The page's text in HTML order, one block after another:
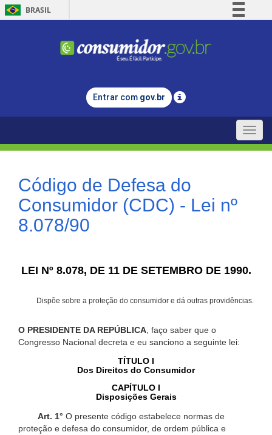
BRASIL
Comunica BR
Legislação
Entrar com gov.br
Toggle
Código de Defesa do
Consumidor (CDC) - Lei nº
8.078/90
LEI Nº 8.078, DE 11 DE SETEMBRO DE 1990.
Dispõe sobre a proteção do consumidor e dá outras providências.
O PRESIDENTE DA REPÚBLICA , faço saber que o
Congresso Nacional decreta e eu sanciono a seguinte lei:
TÍTULO I
Dos Direitos do Consumidor
CAPÍTULO I
Disposições Gerais
Art. 1° O presente código estabelece normas de
proteção e defesa do consumidor, de ordem pública e